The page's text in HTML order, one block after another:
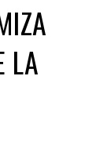
LA